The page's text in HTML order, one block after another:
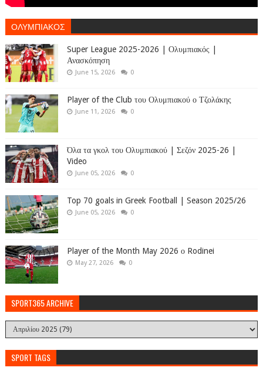
ΟΛΥΜΠΙΑΚΟΣ
Super League 2025-2026 | Ολυμπιακός |
Ανασκόπηση
June 15, 2026 0
Player of the Club του Ολυμπιακού ο Τζολάκης
June 11, 2026 0
Όλα τα γκολ του Ολυμπιακού | Σεζόν 2025-26 |
Video
June 05, 2026 0
Top 70 goals in Greek Football | Season 2025/26
June 05, 2026 0
Player of the Month May 2026 ο Rodinei
May 27, 2026 0
SPORT365 ARCHIVE
SPORT TAGS